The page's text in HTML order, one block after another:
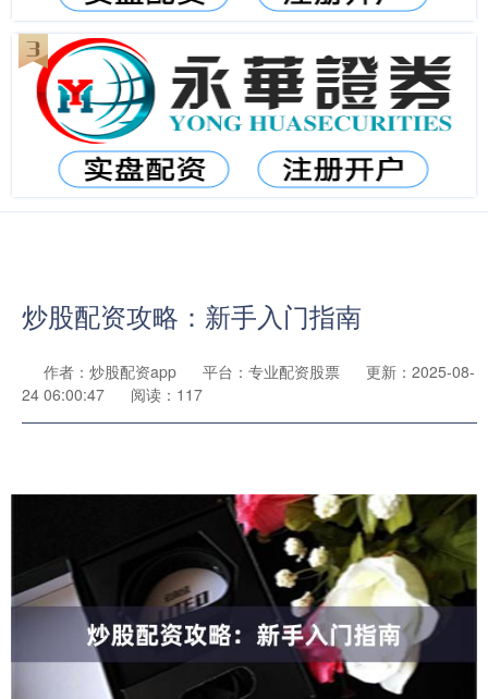
炒股配资攻略：新手入门指南
作者：炒股配资app 平台：专业配资股票
更新：2025-08-
24 06:00:47
阅读：117